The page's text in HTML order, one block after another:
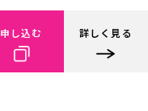
申し込む 詳しく見る